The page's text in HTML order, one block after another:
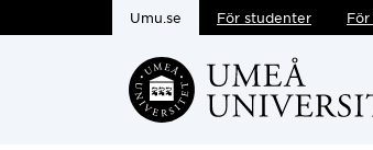
Hoppa direkt till
Umu.se För studenter